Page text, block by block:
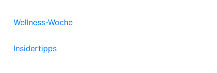
Wellness-Woche
Insidertipps